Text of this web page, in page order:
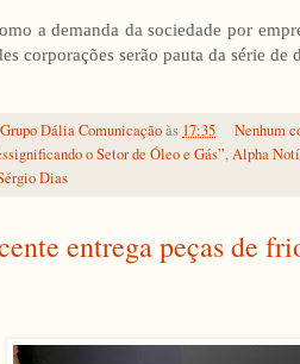
a demanda da sociedade por
corporações serão pauta da série de
Dália Comunicaçãoàs 17:35
Nenhum
o Setor de Óleo e Gás”,Alpha
Dias
entrega peças de